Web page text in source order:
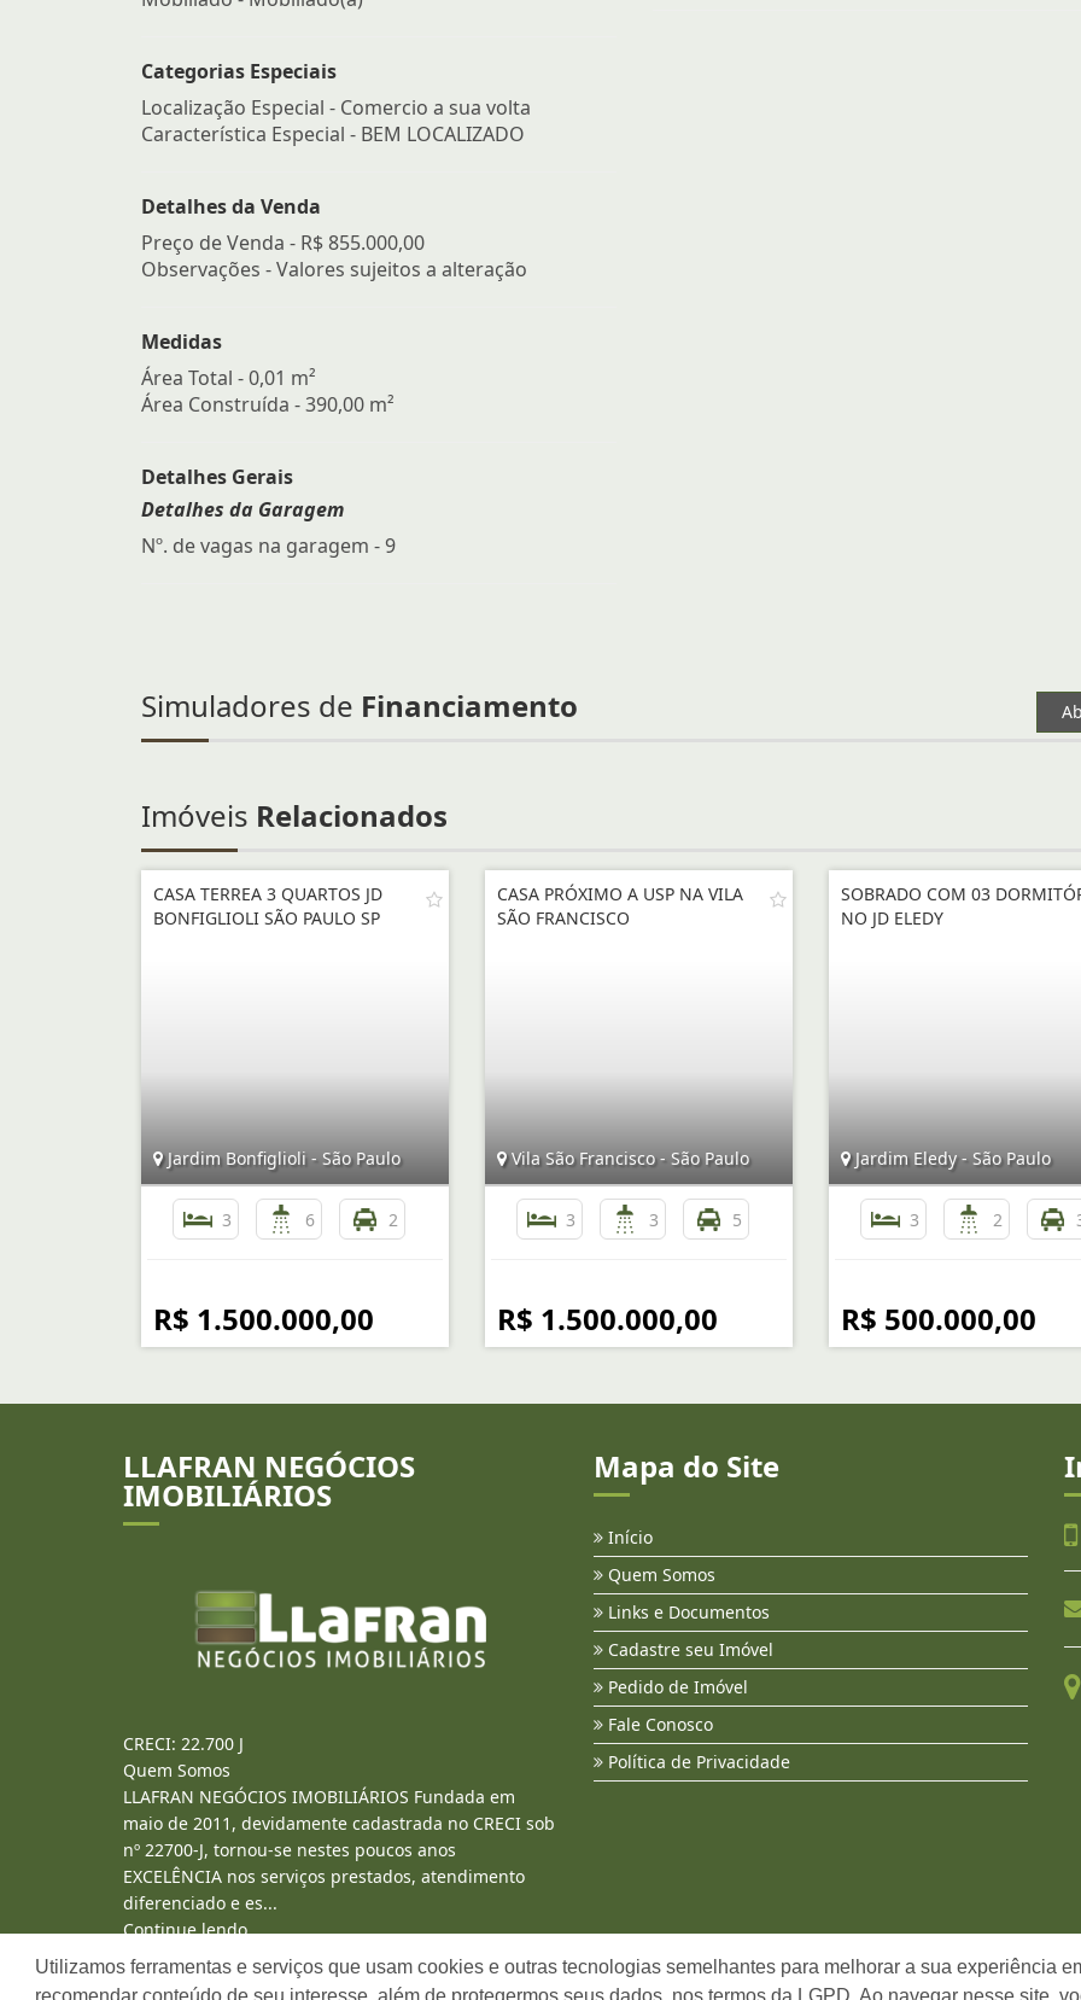
Utilizamos ferramentas e serviços que usam cookies e outras tecnologias semelhantes para melhorar a sua experiência
recomendar conteúdo de seu interesse, além de protegermos seus dados, nos termos da LGPD. Ao navegar nesse site,
Categorias Especiais
Localização Especial - Comercio a sua volta
Característica Especial - BEM LOCALIZADO
Detalhes da Venda
Preço de Venda - R$ 855.000,00
Observações - Valores sujeitos a alteração
Medidas
Área Total - 0,01 m²
Área Construída - 390,00 m²
Detalhes Gerais
Detalhes da Garagem
Nº. de vagas na garagem - 9
Simuladores de Financiamento
Imóveis Relacionados
CASA TERREA 3 QUARTOS JD
BONFIGLIOLI SÃO PAULO SP
Jardim Bonfiglioli - São Paulo
3 6 2
R$ 1.500.000,00
CASA PRÓXIMO A USP NA VILA
SÃO FRANCISCO
Vila São Francisco - São Paulo
3 3 5
R$ 1.500.000,00
SOBRADO COM 03
NO JD ELEDY
Jardim Eledy - São Paulo
3 2
R$ 500.000,00
LLAFRAN NEGÓCIOS
IMOBILIÁRIOS
CRECI: 22.700 J
Quem Somos
LLAFRAN NEGÓCIOS IMOBILIÁRIOS Fundada em
maio de 2011, devidamente cadastrada no CRECI sob
nº 22700-J, tornou-se nestes poucos anos
EXCELÊNCIA nos serviços prestados, atendimento
diferenciado e es...
Continue lendo...
Mapa do Site
Início
Quem Somos
Links e Documentos
Cadastre seu Imóvel
Pedido de Imóvel
Fale Conosco
Política de Privacidade